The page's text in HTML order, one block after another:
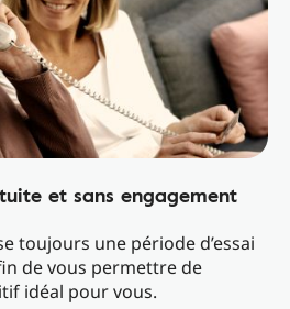
et sans engagement
toujours une période d’essai
de vous permettre de
idéal pour vous.